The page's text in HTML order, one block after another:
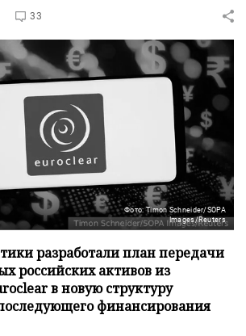
33
Фото: Timon Schneider/SOPA
Images/Reuters
разработали план передачи
российских активов из
в новую структуру
финансирования